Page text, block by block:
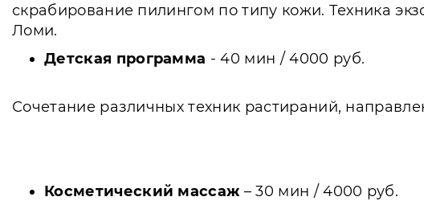
скрабирование пилингом по типу кожи. Техника
Ломи.
Детская программа - 40 мин / 4000 руб.
Сочетание различных техник растираний,
Косметический массаж – 30 мин / 4000 руб.